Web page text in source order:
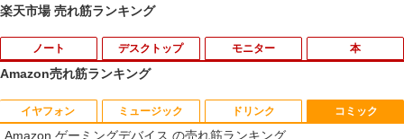
楽天市場 売れ筋ランキング
ノート
1
【中古】Panasonic Let's note SV8 CF-
SV8TDLVS【i5-8365U 8G 256G(SSD)
デスクトップ
1
中古パソコン | Dell | OptiPlex 3040 SFF
| Windows11 | デスクトップ | 一年保証 |
モニター
1
【マラソンセール期間中ポイント5倍】中
古モニター 23.8インチ ワイド ノングレ
本
1
逆転バリバリバース 1 金のバリバコイン
2枚つき特装版 （コロコロコミックス） [
Amazon売れ筋ランキング
イヤフォン ミュージック ドリンク コミック
Amazon ゲーミングデバイス の売れ筋ランキング